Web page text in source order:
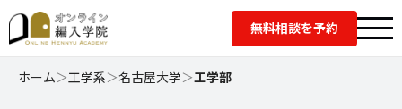
無料相談を予約
ホーム＞工学系＞名古屋大学＞工学部